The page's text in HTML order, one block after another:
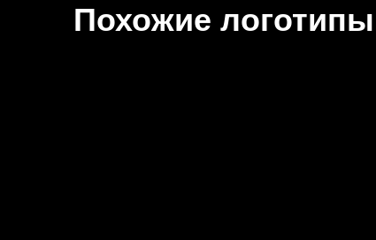
Похожие логотипы